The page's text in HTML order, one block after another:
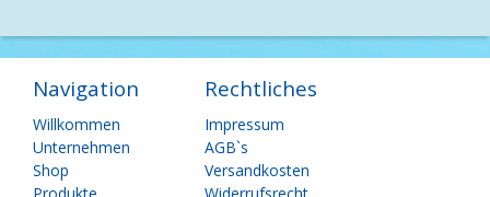
Navigation
Navigation
überspringen
Willkommen
Unternehmen
Shop
Rechtliches
Navigation
überspringen
Impressum
AGB`s
Versandkosten